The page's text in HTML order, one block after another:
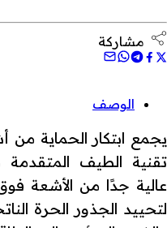
مشاركة
الوصف
يجمع ابتكار الحماية
لتحييد الجذور الحرة